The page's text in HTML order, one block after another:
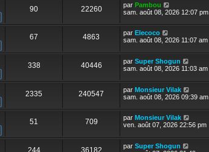
90 22260 par Pambou
sam. août 08, 2026 12:07 pm
67 4863 par Elecoco
sam. août 08, 2026 11:07 am
338 40446 par Super Shogun
sam. août 08, 2026 11:03 am
2335 240547 par Monsieur Vilak
sam. août 08, 2026 09:39 am
51 709 par Monsieur Vilak
ven. août 07, 2026 22:56 pm
244 36182 par Super Shogun